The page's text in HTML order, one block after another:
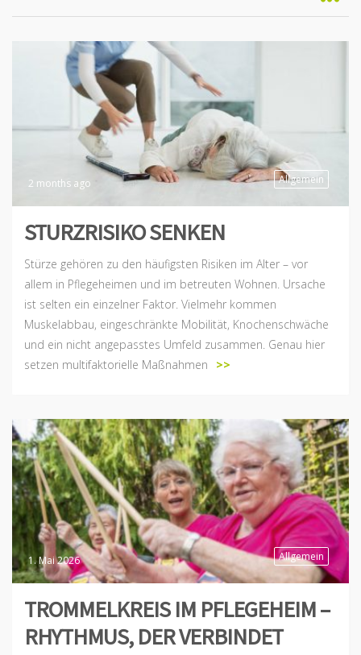
Allgemein
2 months ago
STURZRISIKO SENKEN
Stürze gehören zu den häufigsten Risiken im Alter – vor
allem in Pflegeheimen und im betreuten Wohnen. Ursache
ist selten ein einzelner Faktor. Vielmehr kommen
Muskelabbau, eingeschränkte Mobilität, Knochenschwäche
und ein nicht angepasstes Umfeld zusammen. Genau hier
setzen multifaktorielle Maßnahmen
>>
Allgemein
1. Mai 2026
TROMMELKREIS IM PFLEGEHEIM –
RHYTHMUS, DER VERBINDET